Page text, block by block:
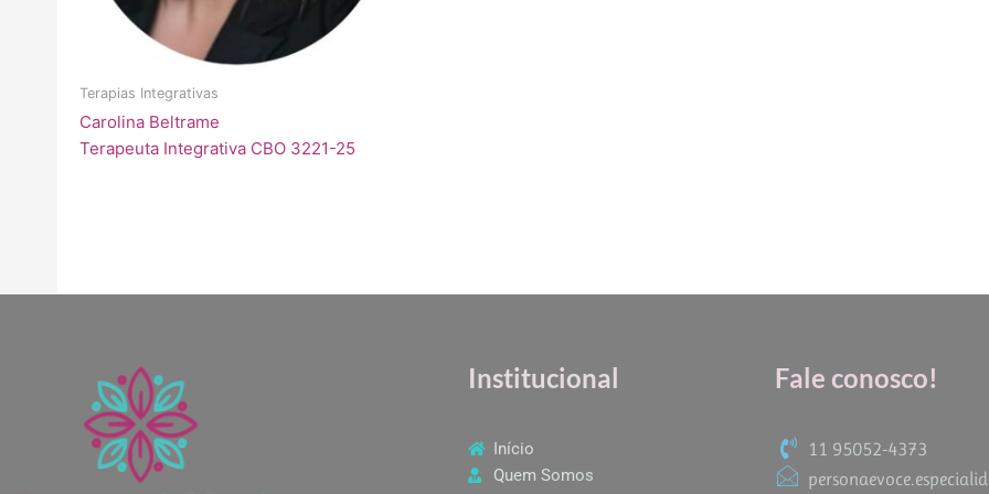
Terapias Integrativas
Carolina Beltrame
Terapeuta Integrativa CBO 3221-25
Institucional
Início
Quem Somos
Fale conosco!
11 95052-4373